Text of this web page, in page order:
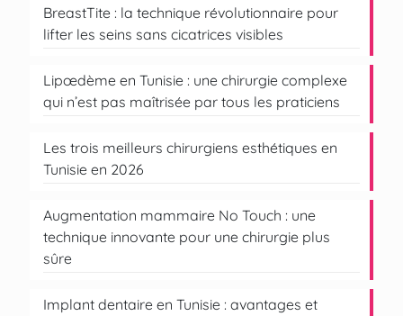
BreastTite : la technique révolutionnaire pour
lifter les seins sans cicatrices visibles
Lipœdème en Tunisie : une chirurgie complexe
qui n’est pas maîtrisée par tous les praticiens
Les trois meilleurs chirurgiens esthétiques en
Tunisie en 2026
Augmentation mammaire No Touch : une
technique innovante pour une chirurgie plus
sûre
Implant dentaire en Tunisie : avantages et